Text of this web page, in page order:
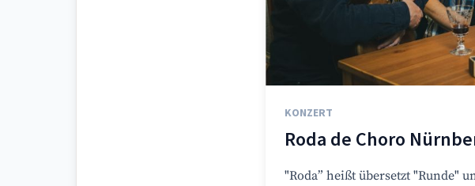
KONZERT
Roda de Choro
"Roda” heißt übersetzt "Runde"